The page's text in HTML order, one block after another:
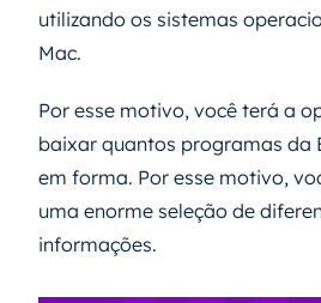
utilizando os sistemas
Mac.
Por esse motivo, você terá a
baixar quantos programas da
em forma. Por esse motivo,
uma enorme seleção de
informações.